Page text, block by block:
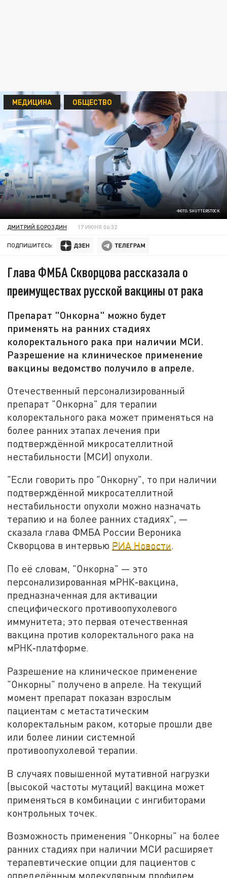
ФОТО: SHUTTERSTOCK
МЕДИЦИНА ОБЩЕСТВО
ДМИТРИЙ БОРОЗДИН 17 ИЮНЯ 06:32
ПОДПИШИТЕСЬ:
Глава ФМБА Скворцова рассказала о
преимуществах русской вакцины от рака
Препарат "Онкорна" можно будет
применять на ранних стадиях
колоректального рака при наличии МСИ.
Разрешение на клиническое применение
вакцины ведомство получило в апреле.
Отечественный персонализированный
препарат "Онкорна" для терапии
колоректального рака может применяться на
более ранних этапах лечения при
подтверждённой микросателлитной
нестабильности (МСИ) опухоли.
"Если говорить про "Онкорну", то при наличии
подтверждённой микросателлитной
нестабильности опухоли можно назначать
терапию и на более ранних стадиях", —
сказала глава ФМБА России Вероника
Скворцова в интервью РИА Новости.
По её словам, "Онкорна" — это
персонализированная мРНК‑вакцина,
предназначенная для активации
специфического противоопухолевого
иммунитета; это первая отечественная
вакцина против колоректального рака на
мРНК‑платформе.
Разрешение на клиническое применение
"Онкорны" получено в апреле. На текущий
момент препарат показан взрослым
пациентам с метастатическим
колоректальным раком, которые прошли две
или более линии системной
противоопухолевой терапии.
В случаях повышенной мутативной нагрузки
(высокой частоты мутаций) вакцина может
применяться в комбинации с ингибиторами
контрольных точек.
Возможность применения "Онкорны" на более
ранних стадиях при наличии МСИ расширяет
терапевтические опции для пациентов с
определённым молекулярным профилем